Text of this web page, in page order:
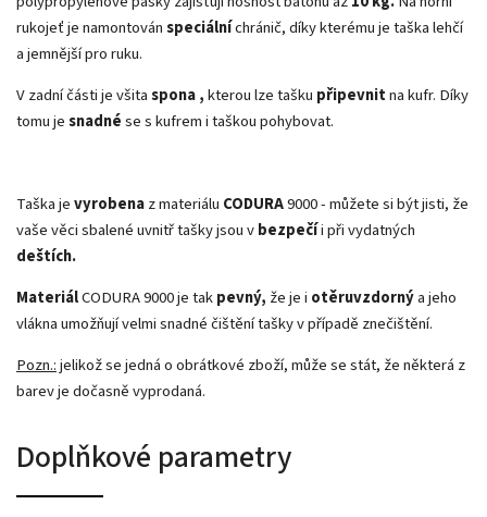
rukojeť je namontovánspeciálníchránič, díky kterému je taška lehčí
a jemnější pro ruku.
V zadní části je všitaspona,kterou lze tašku připevnitna kufr. Díky
tomu jesnadnése s kufrem i taškou pohybovat.
Taška jevyrobenaz materiálu CODURA9000 - můžete si být jisti, že
vaše věci sbalené uvnitř tašky jsou vbezpečíi při vydatných
deštích.
MateriálCODURA 9000 je takpevný, že je i otěruvzdornýa jeho
vlákna umožňují velmi snadné čištění tašky v případě znečištění.
Pozn.:jelikož se jedná o obrátkové zboží, může se stát, že některá z
barev je dočasně vyprodaná.
Doplňkové parametry